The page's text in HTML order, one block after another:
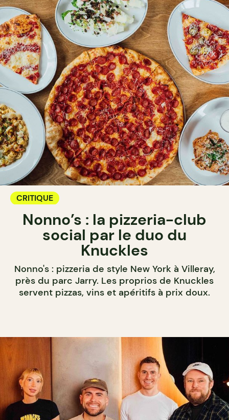
CRITIQUE
Nonno’s : la pizzeria-club
social par le duo du
Knuckles
Nonno's : pizzeria de style New York à Villeray,
près du parc Jarry. Les proprios de Knuckles
servent pizzas, vins et apéritifs à prix doux.